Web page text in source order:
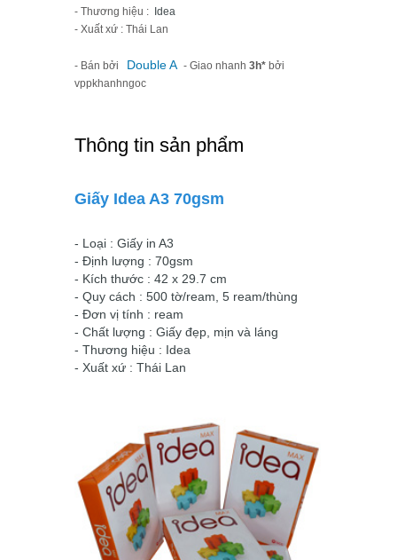
- Thương hiệu :
Idea
- Xuất xứ : Thái Lan
- Bán bởi Double A - Giao nhanh 3h* bởi
vppkhanhngoc
Thông tin sản phẩm
Giấy Idea A3 70gsm
- Loại : Giấy in A3
- Định lượng : 70gsm
- Kích thước : 42 x 29.7 cm
- Quy cách : 500 tờ/ream, 5 ream/thùng
- Đơn vị tính : ream
- Chất lượng : Giấy đẹp, mịn và láng
- Thương hiệu : Idea
- Xuất xứ : Thái Lan